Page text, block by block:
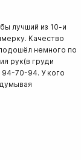
лучший из 10-и
Качество
немного по
рук(в груди
70-94. У кого